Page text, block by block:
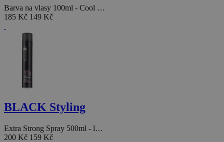
Barva na vlasy 100ml - Cool …
185 Kč 149 Kč
BLACK Styling
Extra Strong Spray 500ml - l…
200 Kč 159 Kč